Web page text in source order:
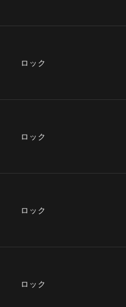
ロック
ロック
ロック
ロック